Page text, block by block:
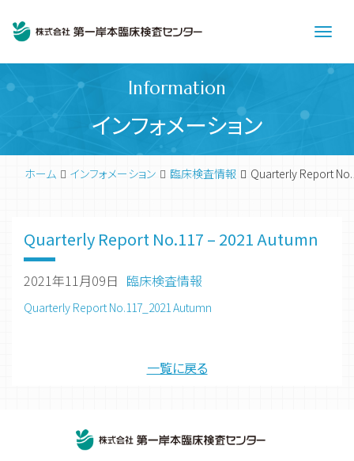
Information
インフォメーション
ホーム インフォメーション 臨床検査情報 Quarterly Report
Quarterly Report No.117 – 2021 Autumn
2021年11月09日 臨床検査情報
Quarterly Report No.117_2021 Autumn
一覧に戻る